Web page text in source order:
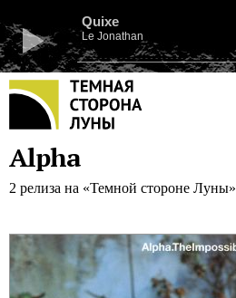
Quixe
Le Jonathan
Alpha
2 релиза на «Темной стороне Луны»